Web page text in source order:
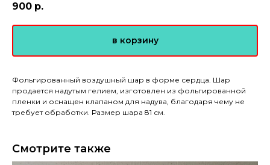
900 р.
в корзину
Фольгированный воздушный шар в форме сердца. Шар
продается надутым гелием, изготовлен из фольгированной
пленки и оснащен клапаном для надува, благодаря чему не
требует обработки. Размер шара 81 см.
Смотрите также